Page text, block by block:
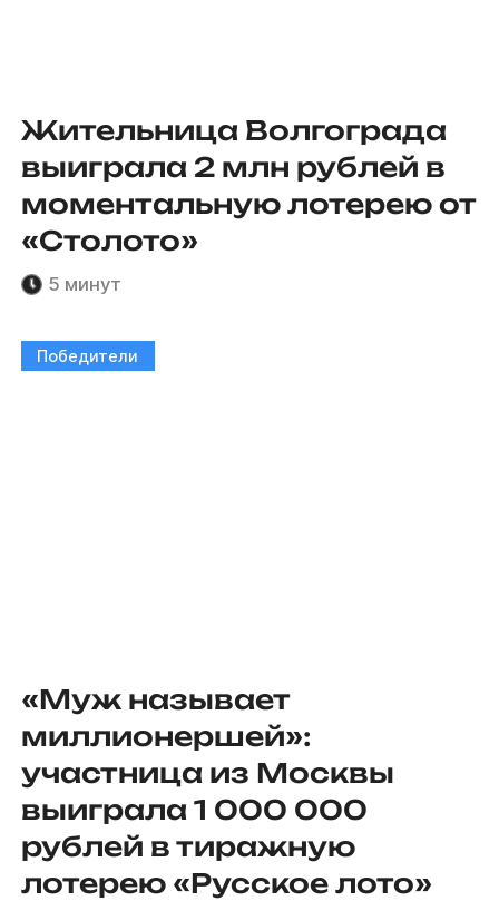
Жительница Волгограда
выиграла 2 млн рублей в
моментальную лотерею от
«Столото»
5 минут
Победители
«Муж называет
миллионершей»:
участница из Москвы
выиграла 1 000 000
рублей в тиражную
лотерею «Русское лото»